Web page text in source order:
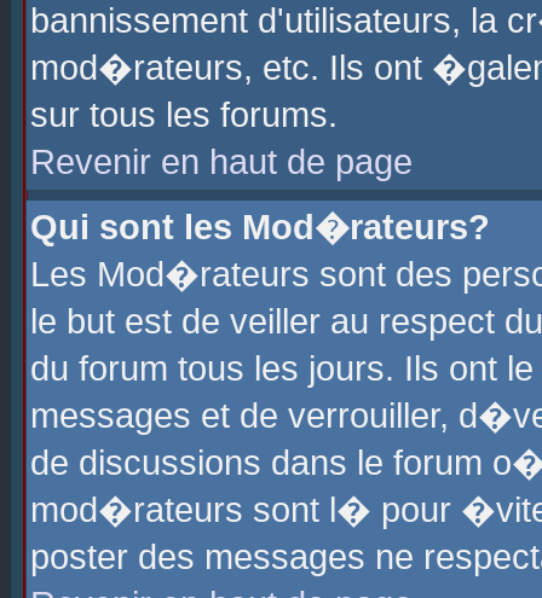
bannissement d'utilisateurs, la
mod�rateurs, etc. Ils ont
sur tous les forums.
Revenir en haut de page
Qui sont les Mod�rateurs?
Les Mod�rateurs sont des
le but est de veiller au respect
du forum tous les jours. Ils ont
messages et de verrouiller,
de discussions dans le forum
mod�rateurs sont l� pour
poster des messages ne